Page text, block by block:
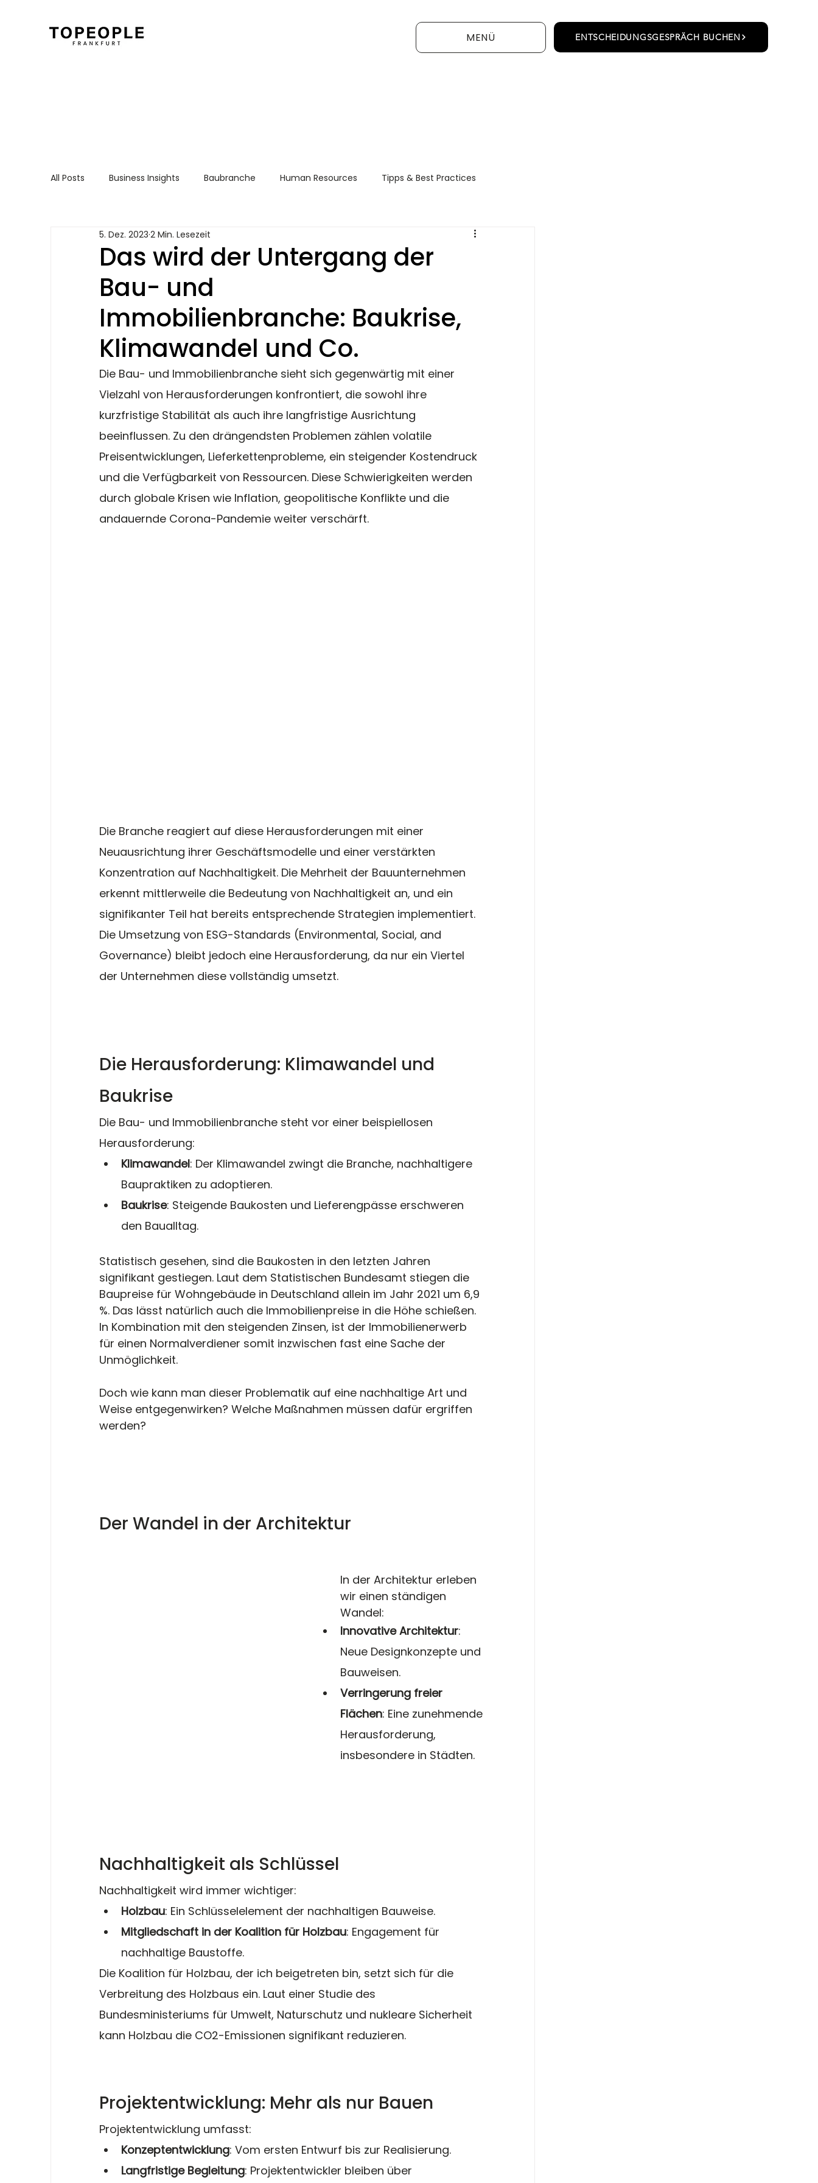
MENÜ ENTSCHEIDUNGSGESPRÄCH BUCHEN
All Posts Business Insights Baubranche Human Resources Tipps & Best Practices
Das wird der Untergang der
Bau- und
Immobilienbranche: Baukrise,
Klimawandel und Co.
5. Dez. 2023 2 Min. Lesezeit
Die Bau- und Immobilienbranche sieht sich gegenwärtig mit einer
Vielzahl von Herausforderungen konfrontiert, die sowohl ihre
kurzfristige Stabilität als auch ihre langfristige Ausrichtung
beeinflussen. Zu den drängendsten Problemen zählen volatile
Preisentwicklungen, Lieferkettenprobleme, ein steigender Kostendruck
und die Verfügbarkeit von Ressourcen. Diese Schwierigkeiten werden
durch globale Krisen wie Inflation, geopolitische Konflikte und die
andauernde Corona-Pandemie weiter verschärft.
Die Branche reagiert auf diese Herausforderungen mit einer
Neuausrichtung ihrer Geschäftsmodelle und einer verstärkten
Konzentration auf Nachhaltigkeit. Die Mehrheit der Bauunternehmen
erkennt mittlerweile die Bedeutung von Nachhaltigkeit an, und ein
signifikanter Teil hat bereits entsprechende Strategien implementiert.
Die Umsetzung von ESG-Standards (Environmental, Social, and
Governance) bleibt jedoch eine Herausforderung, da nur ein Viertel
der Unternehmen diese vollständig umsetzt.
Die Herausforderung: Klimawandel und
Baukrise
Die Bau- und Immobilienbranche steht vor einer beispiellosen
Herausforderung:
Klimawandel: Der Klimawandel zwingt die Branche, nachhaltigere
Baupraktiken zu adoptieren.
Baukrise: Steigende Baukosten und Lieferengpässe erschweren
den Baualltag.
Statistisch gesehen, sind die Baukosten in den letzten Jahren
signifikant gestiegen. Laut dem Statistischen Bundesamt stiegen die
Baupreise für Wohngebäude in Deutschland allein im Jahr 2021 um 6,9
%. Das lässt natürlich auch die Immobilienpreise in die Höhe schießen.
In Kombination mit den steigenden Zinsen, ist der Immobilienerwerb
für einen Normalverdiener somit inzwischen fast eine Sache der
Unmöglichkeit.
Doch wie kann man dieser Problematik auf eine nachhaltige Art und
Weise entgegenwirken? Welche Maßnahmen müssen dafür ergriffen
werden?
Der Wandel in der Architektur
In der Architektur erleben
wir einen ständigen
Wandel:
Innovative Architektur:
Neue Designkonzepte und
Bauweisen.
Verringerung freier
Flächen: Eine zunehmende
Herausforderung,
insbesondere in Städten.
Nachhaltigkeit als Schlüssel
Nachhaltigkeit wird immer wichtiger:
Holzbau: Ein Schlüsselelement der nachhaltigen Bauweise.
Mitgliedschaft in der Koalition für Holzbau: Engagement für
nachhaltige Baustoffe.
Die Koalition für Holzbau, der ich beigetreten bin, setzt sich für die
Verbreitung des Holzbaus ein. Laut einer Studie des
Bundesministeriums für Umwelt, Naturschutz und nukleare Sicherheit
kann Holzbau die CO2-Emissionen signifikant reduzieren.
Projektentwicklung: Mehr als nur Bauen
Projektentwicklung umfasst:
Konzeptentwicklung: Vom ersten Entwurf bis zur Realisierung.
Langfristige Begleitung: Projektentwickler bleiben über